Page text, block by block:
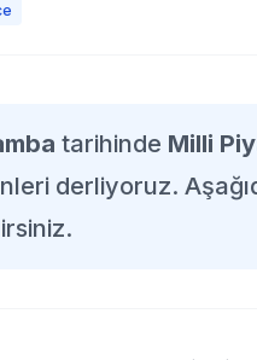
tarihinde Milli
derliyoruz.